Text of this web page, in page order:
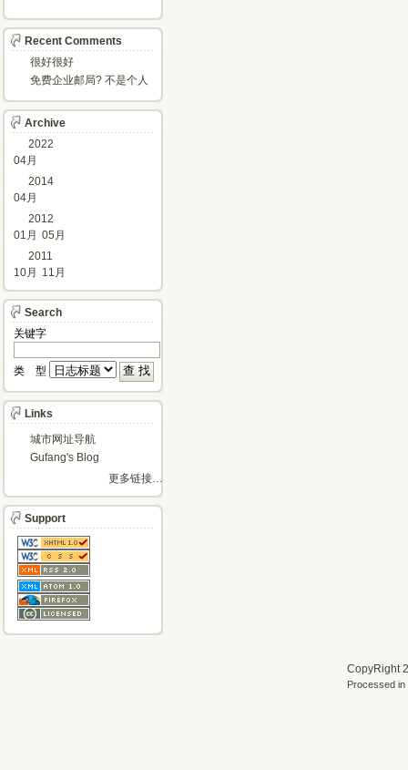
Recent Comments
很好很好
免费企业邮局? 不是个人
Archive
2022
04月
2014
04月
2012
01月 05月
2011
10月
11月
Search
关键字
类 型
Links
城市网址导航
Gufang's Blog
更多链接…
Support
CopyRight
Processed in